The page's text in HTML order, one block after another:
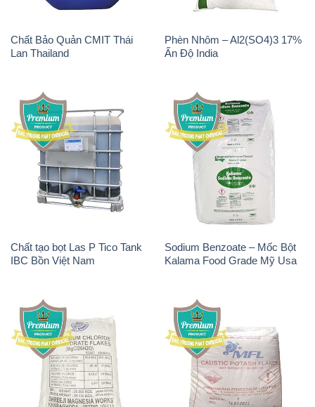
Chất Bảo Quản CMIT Thái
Lan Thailand
Phèn Nhôm – Al2(SO4)3 17%
Ấn Độ India
Chất tạo bọt Las P Tico Tank
IBC Bồn Việt Nam
Sodium Benzoate – Mốc Bột
Kalama Food Grade Mỹ Usa